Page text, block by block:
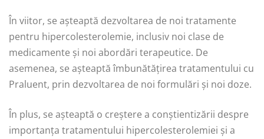
În viitor, se așteaptă dezvoltarea de noi tratamente
pentru hipercolesterolemie, inclusiv noi clase de
medicamente și noi abordări terapeutice. De
asemenea, se așteaptă îmbunătățirea tratamentului cu
Praluent, prin dezvoltarea de noi formulări și noi doze.
În plus, se așteaptă o creștere a conștientizării despre
importanța tratamentului hipercolesterolemiei și a